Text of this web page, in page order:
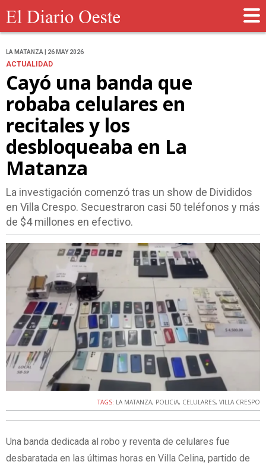
LA MATANZA | 26 MAY 2026
ACTUALIDAD
Cayó una banda que
robaba celulares en
recitales y los
desbloqueaba en La
Matanza
La investigación comenzó tras un show de Divididos
en Villa Crespo. Secuestraron casi 50 teléfonos y más
de $4 millones en efectivo.
TAGS: LA MATANZA, POLICíA, CELULARES, VILLA CRESPO
Una banda dedicada al robo y reventa de celulares fue
desbaratada en las últimas horas en Villa Celina, partido de